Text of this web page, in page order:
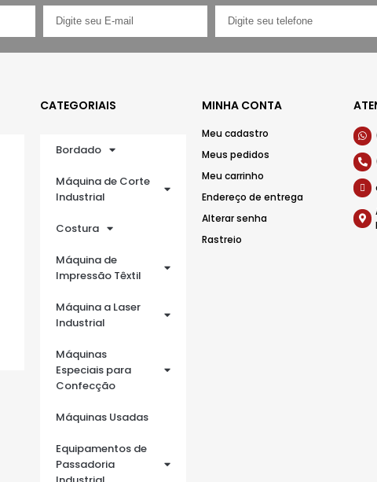
CATEGORIAIS
Bordado
Máquina de Corte
Industrial
Costura
Máquina de
Impressão Têxtil
Máquina a Laser
Industrial
Máquinas
Especiais para
Confecção
Máquinas Usadas
Equipamentos de
Passadoria
MINHA CONTA
Meu cadastro
Meus pedidos
Meu carrinho
Endereço de entrega
Alterar senha
Rastreio